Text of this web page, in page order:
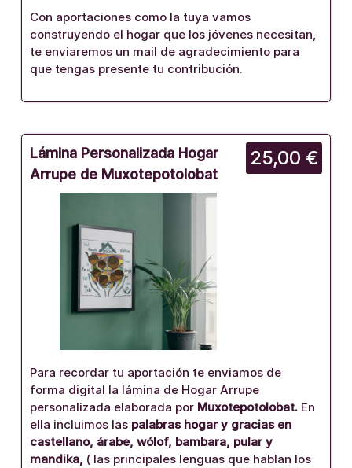
Con aportaciones como la tuya vamos
construyendo el hogar que los jóvenes necesitan,
te enviaremos un mail de agradecimiento para
que tengas presente tu contribución.
25,00 €
Lámina Personalizada Hogar
Arrupe de Muxotepotolobat
Para recordar tu aportación te enviamos de
forma digital la lámina de Hogar Arrupe
personalizada elaborada por Muxotepotolobat. En
ella incluimos las palabras hogar y gracias en
castellano, árabe, wólof, bambara, pular y
mandika, ( las principales lenguas que hablan los